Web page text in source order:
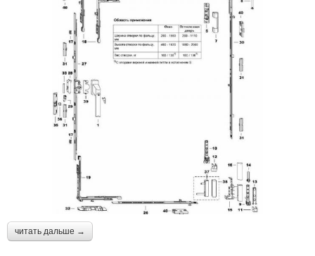
читать дальше →